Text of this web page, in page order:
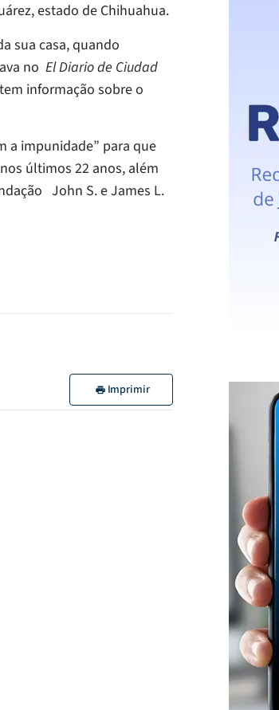
estado de Chihuahua.
sua casa, quando
no El Diario de Ciudad
informação sobre o
a impunidade” para que
últimos 22 anos, além
John S. e James L.
Imprimir